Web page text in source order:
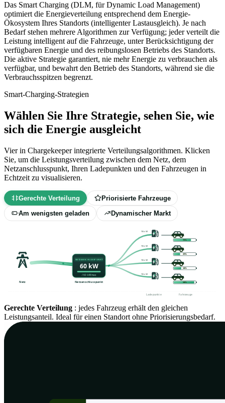
Das Smart Charging (DLM, für Dynamic Load Management)
optimiert die Energieverteilung entsprechend dem Energie-
Ökosystem Ihres Standorts (intelligenter Lastausgleich). Je nach
Bedarf stehen mehrere Algorithmen zur Verfügung; jeder verteilt die
Leistung intelligent auf die Fahrzeuge, unter Berücksichtigung der
verfügbaren Energie und des reibungslosen Betriebs des Standorts.
Die aktive Strategie garantiert, nie mehr Energie zu verbrauchen als
verfügbar, und bewahrt den Betrieb des Standorts, während sie die
Verbrauchsspitzen begrenzt.
Smart-Charging-Strategien
Wählen Sie Ihre Strategie, sehen Sie, wie
sich die Energie ausgleicht
Vier in Chargekeeper integrierte Verteilungsalgorithmen. Klicken
Sie, um die Leistungsverteilung zwischen dem Netz, dem
Netzanschlusspunkt, Ihren Ladepunkten und den Fahrzeugen in
Echtzeit zu visualisieren.
Gerechte Verteilung Priorisierte Fahrzeuge
Am wenigsten geladen Dynamischer Markt
Netz Netzanschlusspunkt
15 kW
82%
15 kW
32%
15 kW
37%
15 kW
97%
NETZANSCHLUSSPUNKT
60 kW
/ 60 kW max
Ladepunkte Fahrzeuge
Marktpreis — 24 h RTE-eco2mix-Daten · 25. Mai 2026
Solarproduktion — 24 h Typisches PV-Profil · 60 kWp ·
sonniger Tag ↗
Gebäudeverbrauch — 24 h Typisches Büroprofil · ~50 Personen
↗
Batteriefluss — 24 h Tertiäres BESS · ~50 kWh nutzbar
Gerechte Verteilung : jedes Fahrzeug erhält den gleichen
Leistungsanteil. Ideal für einen Standort ohne Priorisierungsbedarf.